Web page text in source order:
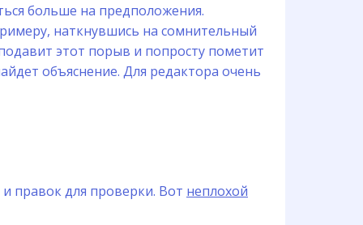
больше на предположения.
наткнувшись на сомнительный
этот порыв и попросту пометит
объяснение. Для редактора очень
правок для проверки. Вот неплохой